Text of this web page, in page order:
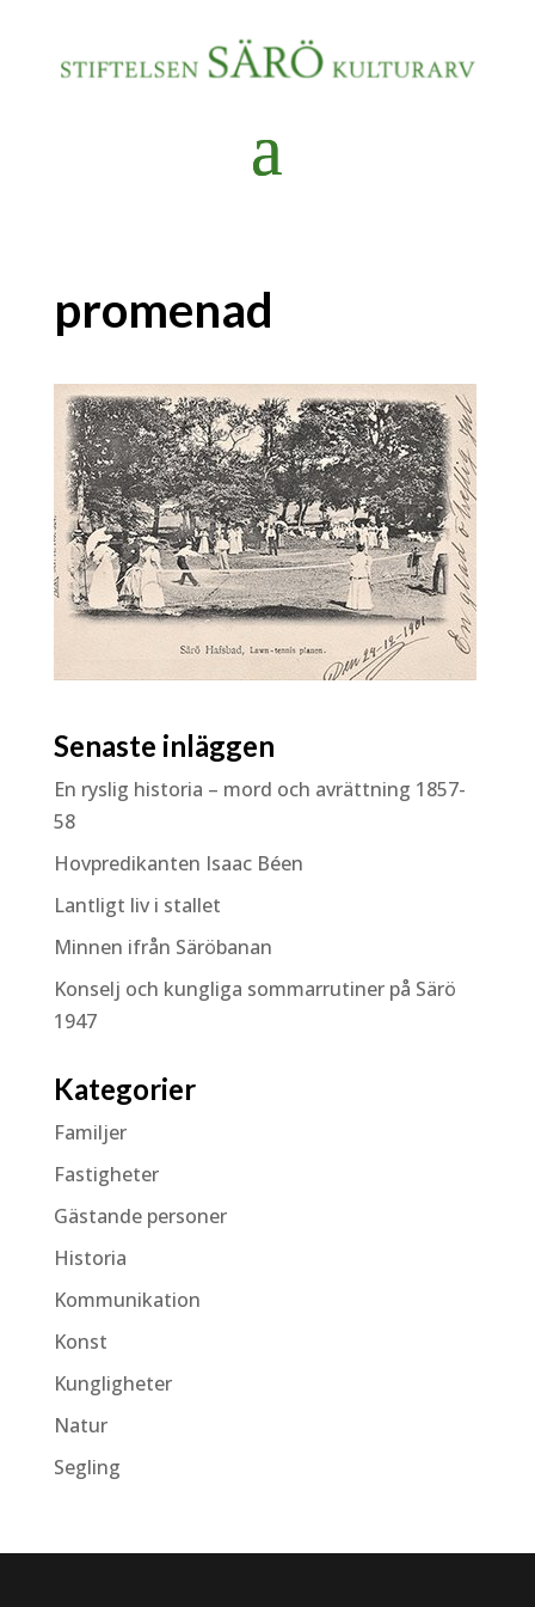
promenad
Senaste inläggen
En ryslig historia – mord och avrättning 1857-
58
Hovpredikanten Isaac Béen
Lantligt liv i stallet
Minnen ifrån Säröbanan
Konselj och kungliga sommarrutiner på Särö
1947
Kategorier
Familjer
Fastigheter
Gästande personer
Historia
Kommunikation
Konst
Kungligheter
Natur
Segling